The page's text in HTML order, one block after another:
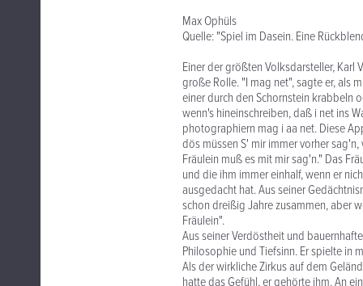
Max Ophüls
Quelle: "Spiel im Dasein. Eine
Einer der größten Volksdarsteller, Karl
große Rolle. "I mag net", sagte er, als
einer durch den Schornstein krabbeln
wenn's hineinschreiben, daß i net ins
photographiern mag i aa net. Diese
dös müssen S' mir immer vorher
Fräulein muß es mit mir sag'n." Das
und die ihm immer einhalf, wenn er
ausgedacht hat. Aus seiner
schon dreißig Jahre zusammen, aber
Fräulein".
Aus seiner Verdöstheit und
Philosophie und Tiefsinn. Er spielte in
Als der wirkliche Zirkus auf dem
hatte das Gefühl, er gehörte ihm. An